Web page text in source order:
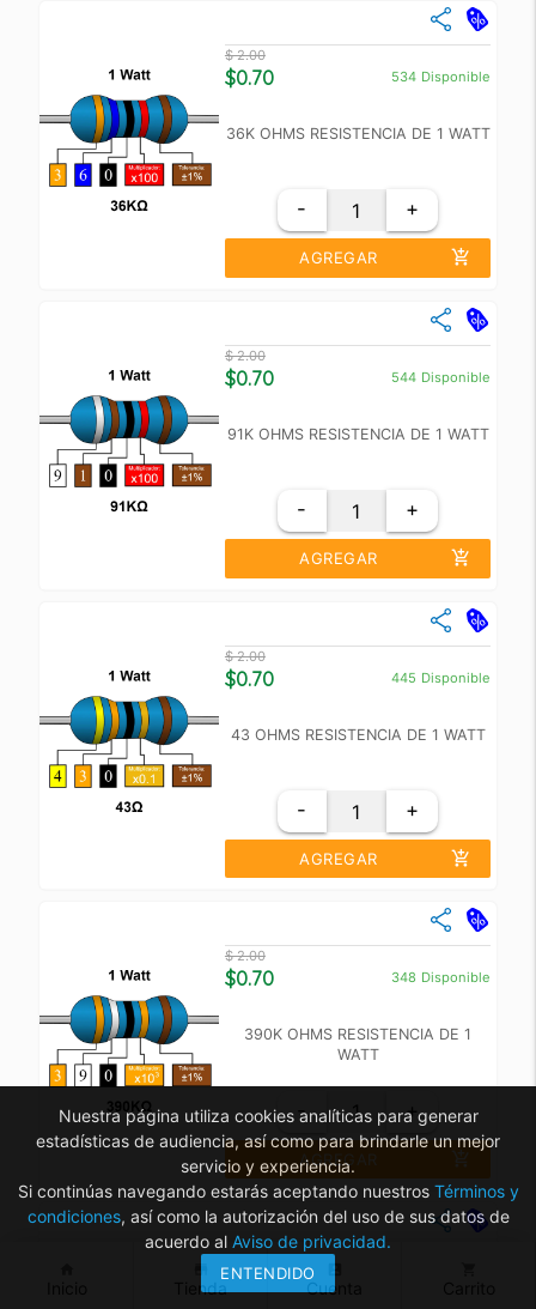
close
Precio Unidad
+10
+100
$ 2.00
$0.70 534 Disponible
36K OHMS RESISTENCIA DE 1 WATT
- +
AGREGAR add_shopping_cart
close
Precio Unidad
+10
+100
$ 2.00
$0.70 544 Disponible
91K OHMS RESISTENCIA DE 1 WATT
- +
AGREGAR add_shopping_cart
close
Precio Unidad
+10
+100
$ 2.00
$0.70 445 Disponible
43 OHMS RESISTENCIA DE 1 WATT
- +
AGREGAR add_shopping_cart
close
Precio Unidad
+10
+100
$ 2.00
$0.70 348 Disponible
390K OHMS RESISTENCIA DE 1
WATT
- +
AGREGAR
close
Cantidad
Precio Unidad
$ 2.00
$0.70
Tienda Cuenta
Nuestra página utiliza cookies analíticas para generar
estadísticas de audiencia, así como para brindarle un mejor
servicio y experiencia.
Si continúas navegando estarás aceptando nuestros Términos y
condiciones, así como la autorización del uso de sus datos de
acuerdo al Aviso de privacidad.
ENTENDIDO